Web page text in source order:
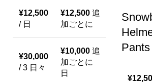
¥12,500
/ 日
¥12,500 追
加ごとに
¥30,000
/ 3 日々
¥10,000 追
加ごとに
日
Pants
¥